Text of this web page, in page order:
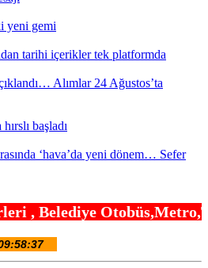
yeni gemi
tarihi içerikler tek platformda
Alımlar 24 Ağustos’ta
başladı
‘hava’da yeni dönem… Sefer
Otobüs,Metro,Tren